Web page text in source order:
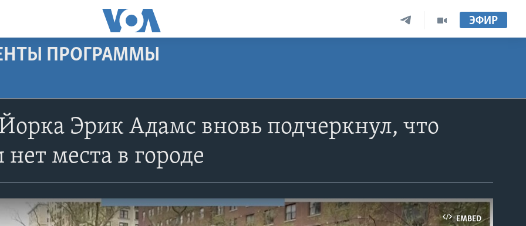
ЭФИР
ПРОГРАММЫ
Эрик Адамс вновь подчеркнул, что
места в городе
EMBED